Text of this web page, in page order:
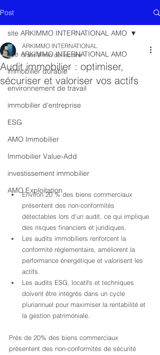
Post
site ARKIMMO INTERNATIONAL AMO
immobilier durable
environnement de travail
immobilier d'entreprise
ESG
AMO Immobilier
Immobilier Value-Add
investissement immobilier
AMO Exploitation
site ARKIMMO INTERNATIONAL AMO
Audit immobilier : optimiser,
sécuriser et valoriser vos actifs
ARKIMMO INTERNATIONAL
3 avr. 9 min de lecture
Environ 20 % des biens commerciaux
présentent des non-conformités
détectables lors d’un audit, ce qui implique
des risques financiers et juridiques.
Les audits immobiliers renforcent la
conformité réglementaire, améliorent la
performance énergétique et valorisent les
actifs.
Les audits ESG, locatifs et techniques
doivent être intégrés dans un cycle
pluriannuel pour maximiser la rentabilité et
la gestion patrimoniale.
Près de 20% des biens commerciaux
présentent des non-conformités de sécurité